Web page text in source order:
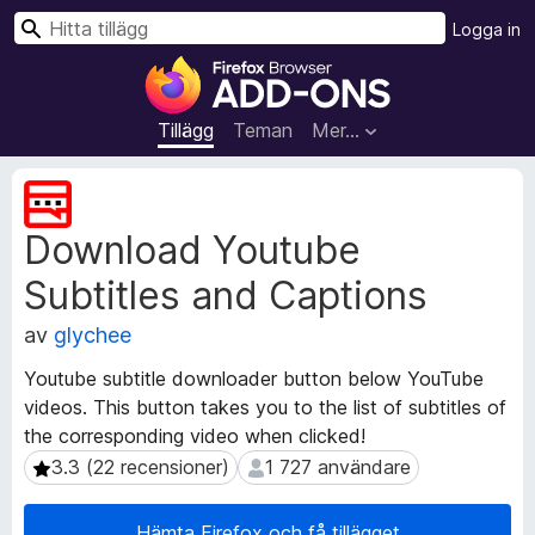
W
e
b
b
s
a
r
l
l
ä
g
g
f
Tillägg Teman Mer…
Logga in
S
Download Youtube
Subtitles and Captions
av glychee
Youtube subtitle downloader button below YouTube
videos. This button takes you to the list of subtitles of
the corresponding video when clicked!
3.3 (22 recensioner)
3.3 (22 recensioner) 1 727 användare
1 727 användare
M
e
t
a
d
a
t
a
f
ö
r
t